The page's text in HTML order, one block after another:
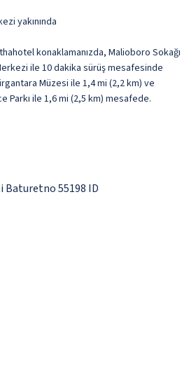
yakınında
konaklamanızda, Malioboro Sokağı
ile 10 dakika sürüş mesafesinde
Müzesi ile 1,4 mi (2,2 km) ve
Parkı ile 1,6 mi (2,5 km) mesafede.
Baturetno 55198 ID